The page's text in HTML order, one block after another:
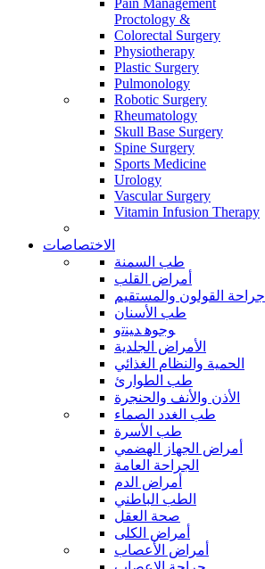
Proctology &
Colorectal Surgery
Physiotherapy
Plastic Surgery
Pulmonology
Robotic Surgery
Rheumatology
Skull Base Surgery
Spine Surgery
Sports Medicine
Urology
Vascular Surgery
Vitamin Infusion Therapy
الاختصاصات
طب السمنة
أمراض القلب
جراحة القولون والمستقيم
طب الأسنان
ﻮﺟﻮﻫ ﺪﻴﻨﺗﻭ
الأمراض الجلدية
الحمية والنظام الغذائي
طب الطوارئ
الأذن والأنف والحنجرة
طب الغدد الصماء
طب الأسرة
أمراض الجهاز الهضمي
الجراحة العامة
أمراض الدم
الطب الباطني
صحة العقل
أمراض الكلى
أمراض الأعصاب